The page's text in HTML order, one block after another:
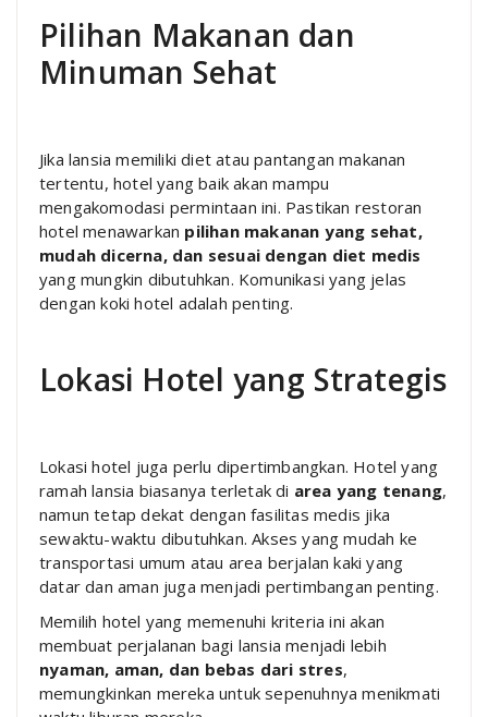
Pilihan Makanan dan
Minuman Sehat
Jika lansia memiliki diet atau pantangan makanan
tertentu, hotel yang baik akan mampu
mengakomodasi permintaan ini. Pastikan restoran
hotel menawarkan pilihan makanan yang sehat,
mudah dicerna, dan sesuai dengan diet medis
yang mungkin dibutuhkan. Komunikasi yang jelas
dengan koki hotel adalah penting.
Lokasi Hotel yang Strategis
Lokasi hotel juga perlu dipertimbangkan. Hotel yang
ramah lansia biasanya terletak di area yang tenang,
namun tetap dekat dengan fasilitas medis jika
sewaktu-waktu dibutuhkan. Akses yang mudah ke
transportasi umum atau area berjalan kaki yang
datar dan aman juga menjadi pertimbangan penting.
Memilih hotel yang memenuhi kriteria ini akan
membuat perjalanan bagi lansia menjadi lebih
nyaman, aman, dan bebas dari stres,
memungkinkan mereka untuk sepenuhnya menikmati